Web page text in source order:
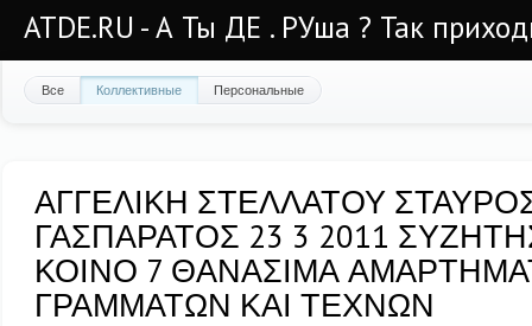
ATDE.RU - А Ты ДЕ . РУша ? Так
Все Коллективные Персональные
ΑΓΓΕΛΙΚΗ ΣΤΕΛΛΑΤΟΥ
ΓΑΣΠΑΡΑΤΟΣ 23 3 2011
ΚΟΙΝΟ 7 ΘΑΝΑΣΙΜΑ
ΓΡΑΜΜΑΤΩΝ ΚΑΙ ΤΕΧΝΩΝ